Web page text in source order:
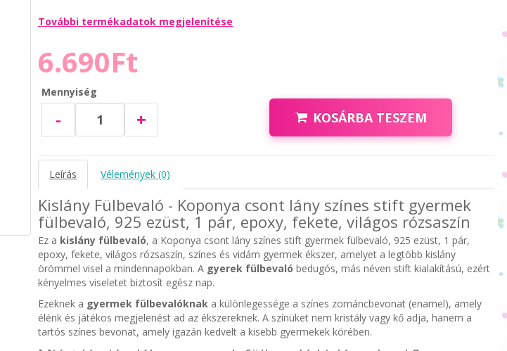
További termékadatok megjelenítése
6.690Ft
Mennyiség
- + KOSÁRBA TESZEM
Leírás Vélemények (0)
Kislány Fülbevaló - Koponya csont lány színes stift gyermek
fülbevaló, 925 ezüst, 1 pár, epoxy, fekete, világos rózsaszín
Ez a kislány fülbevaló, a Koponya csont lány színes stift gyermek fülbevaló, 925 ezüst, 1 pár,
epoxy, fekete, világos rózsaszín, színes és vidám gyermek ékszer, amelyet a legtöbb kislány
örömmel visel a mindennapokban. A gyerek fülbevaló bedugós, más néven stift kialakítású, ezért
kényelmes viseletet biztosít egész nap.
Ezeknek a gyermek fülbevalóknaka különlegessége a színes zománcbevonat (enamel), amely
élénk és játékos megjelenést ad az ékszereknek. A színüket nem kristály vagy kő adja, hanem a
tartós színes bevonat, amely igazán kedvelt a kisebb gyermekek körében.